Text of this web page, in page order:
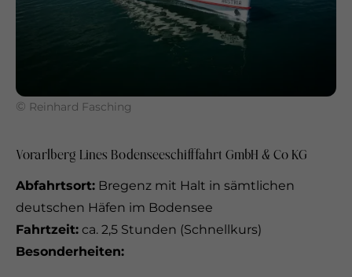
© Reinhard Fasching
Vorarlberg Lines Bodenseeschifffahrt GmbH & Co KG
Abfahrtsort: Bregenz mit Halt in sämtlichen
deutschen Häfen im Bodensee
Fahrtzeit: ca. 2,5 Stunden (Schnellkurs)
Besonderheiten: